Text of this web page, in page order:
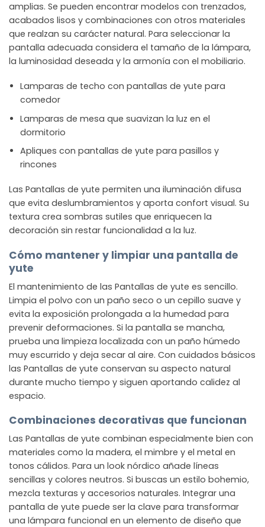
amplias. Se pueden encontrar modelos con trenzados,
acabados lisos y combinaciones con otros materiales
que realzan su carácter natural. Para seleccionar la
pantalla adecuada considera el tamaño de la lámpara,
la luminosidad deseada y la armonía con el mobiliario.
Lamparas de techo con pantallas de yute para
comedor
Lamparas de mesa que suavizan la luz en el
dormitorio
Apliques con pantallas de yute para pasillos y
rincones
Las Pantallas de yute permiten una iluminación difusa
que evita deslumbramientos y aporta confort visual. Su
textura crea sombras sutiles que enriquecen la
decoración sin restar funcionalidad a la luz.
Cómo mantener y limpiar una pantalla de
yute
El mantenimiento de las Pantallas de yute es sencillo.
Limpia el polvo con un paño seco o un cepillo suave y
evita la exposición prolongada a la humedad para
prevenir deformaciones. Si la pantalla se mancha,
prueba una limpieza localizada con un paño húmedo
muy escurrido y deja secar al aire. Con cuidados básicos
las Pantallas de yute conservan su aspecto natural
durante mucho tiempo y siguen aportando calidez al
espacio.
Combinaciones decorativas que funcionan
Las Pantallas de yute combinan especialmente bien con
materiales como la madera, el mimbre y el metal en
tonos cálidos. Para un look nórdico añade líneas
sencillas y colores neutros. Si buscas un estilo bohemio,
mezcla texturas y accesorios naturales. Integrar una
pantalla de yute puede ser la clave para transformar
una lámpara funcional en un elemento de diseño que